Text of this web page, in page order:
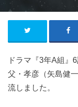
ドラマ『3年A組』
父・孝彦（矢島健
流しました。